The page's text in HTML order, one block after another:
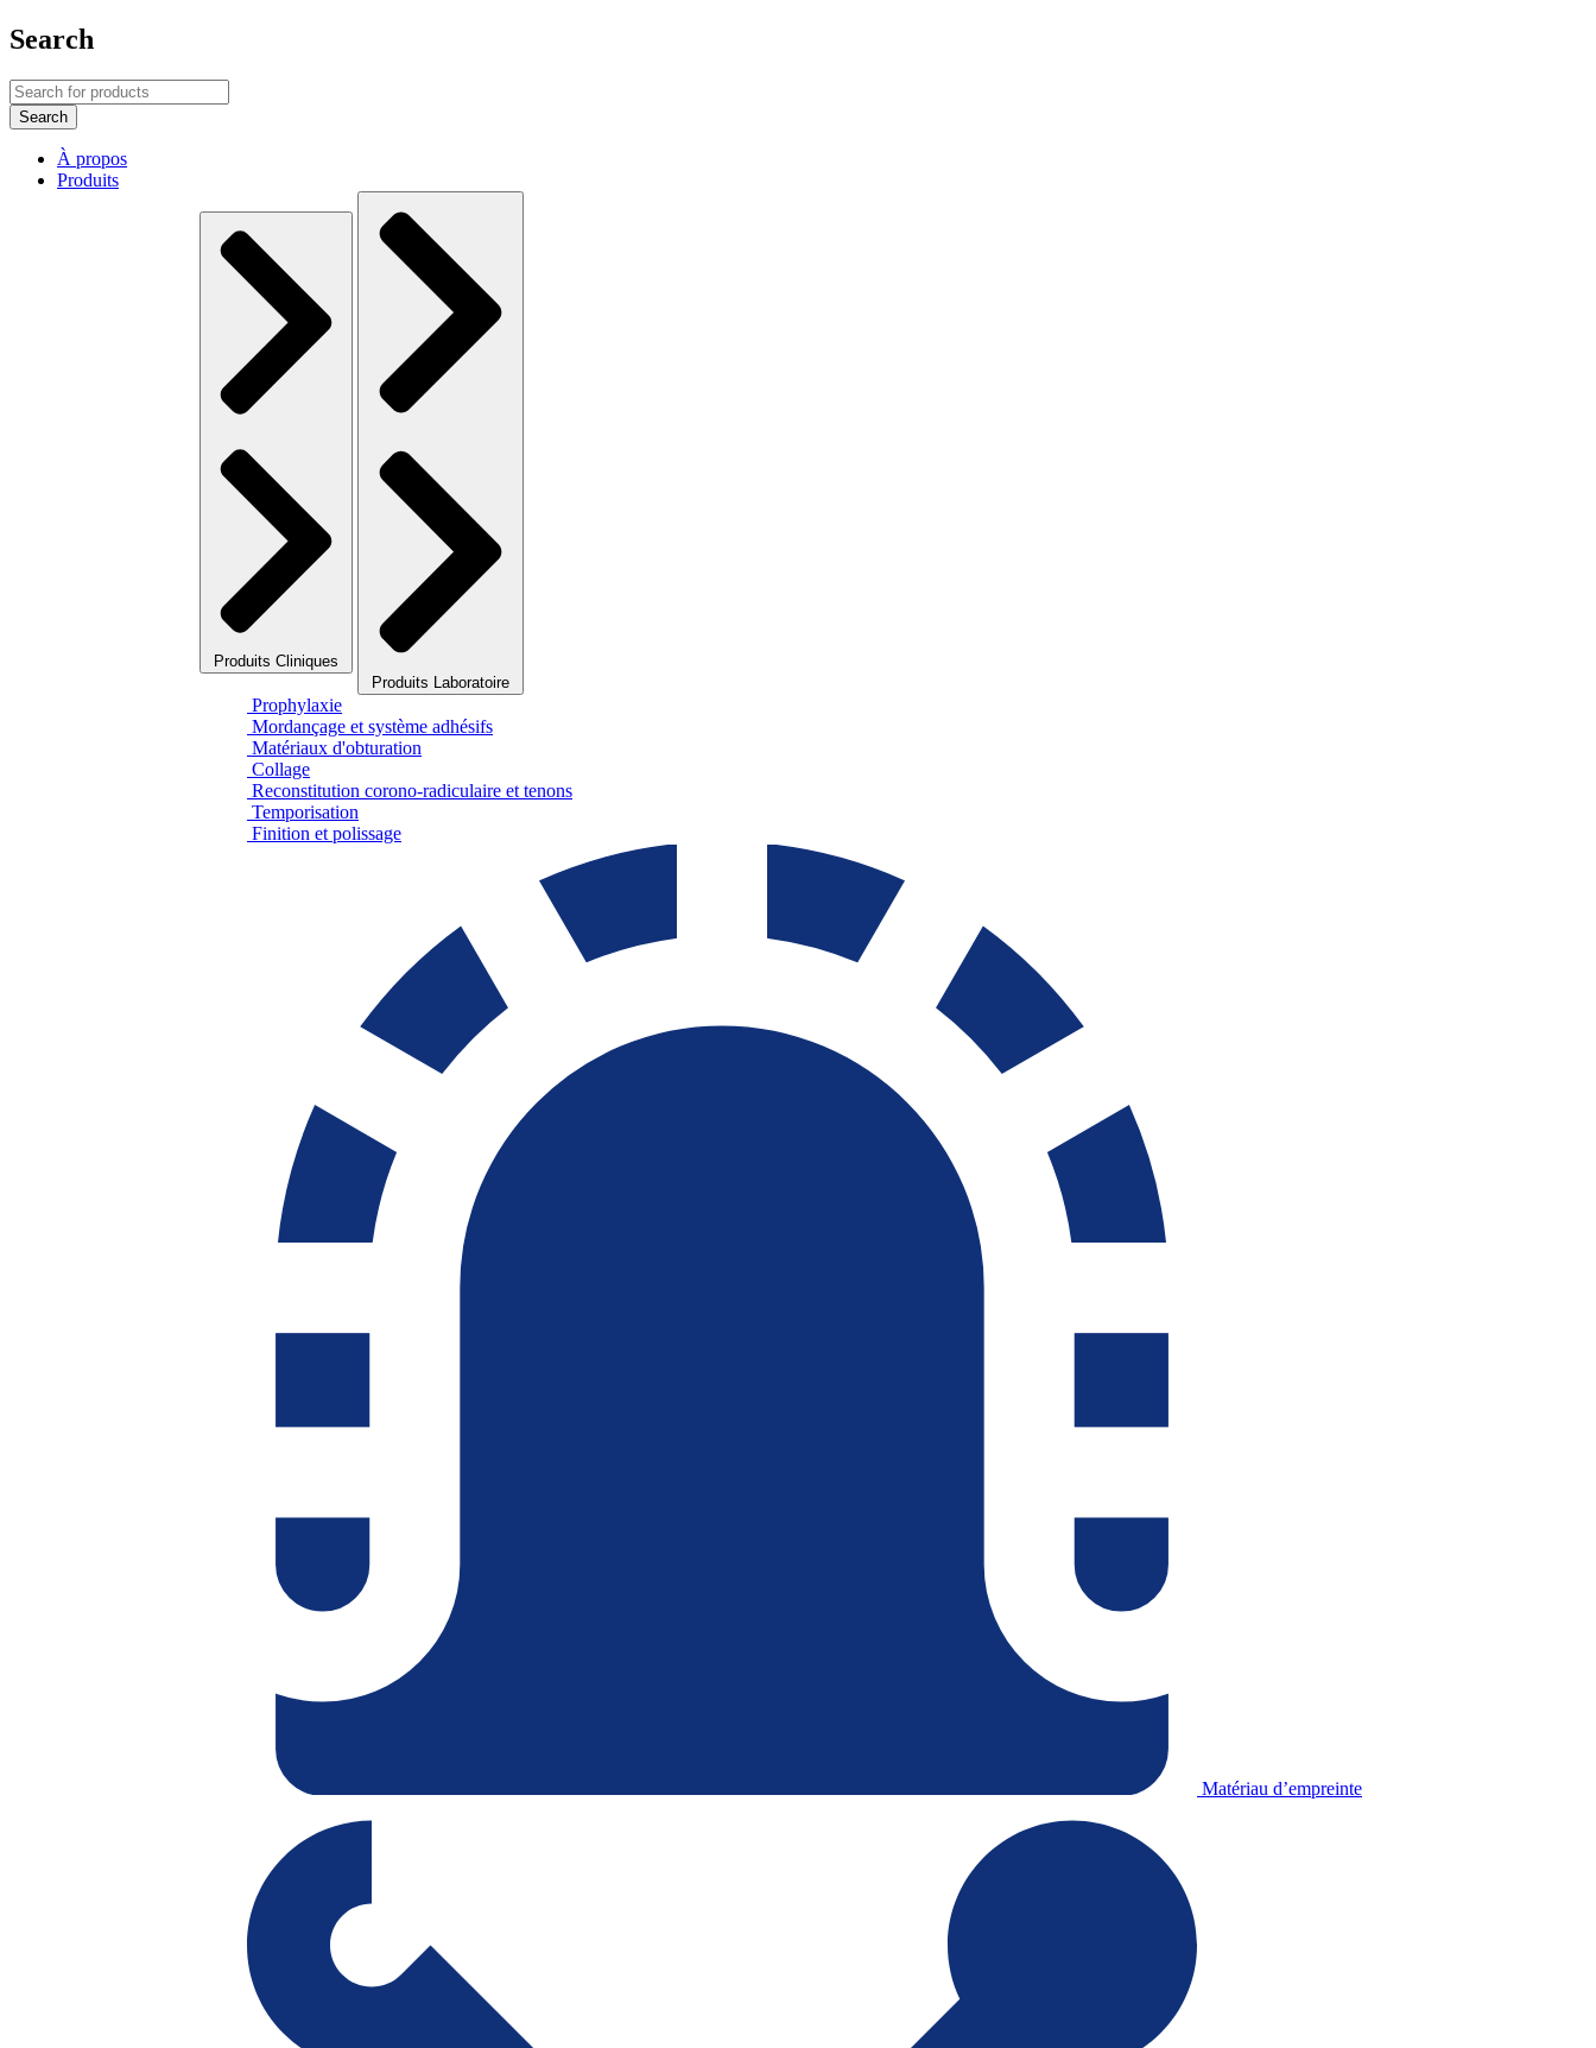
Search
À propos
Produits
Produits Cliniques
Produits Laboratoire
Prophylaxie
Mordançage et système adhésifs
Matériaux d'obturation
Collage
Reconstitution corono-radiculaire et tenons
Temporisation
Finition et polissage
Matériau d’empreinte